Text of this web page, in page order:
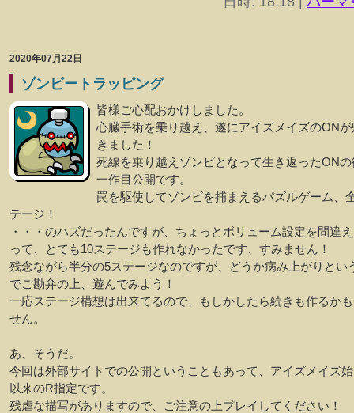
2020年07月22日
ゾンビートラッピング
皆様ご心配おかけしました。
心臓手術を乗り越え、遂にアイズメイズのON
きました！
死線を乗り越えゾンビとなって生き返ったON
一作目公開です。
罠を駆使してゾンビを捕まえるパズルゲーム、
テージ！
・・・のハズだったんですが、ちょっとボリューム設定を間違
って、とても10ステージも作れなかったです、すみません！
残念ながら半分の5ステージなのですが、どうか病み上がりとい
でご勘弁の上、遊んでみよう！
一応ステージ構想は出来てるので、もしかしたら続きも作るか
せん。
あ、そうだ。
今回は外部サイトでの公開ということもあって、アイズメイズ
以来のR指定です。
残虐な描写がありますので、ご注意の上プレイしてください！